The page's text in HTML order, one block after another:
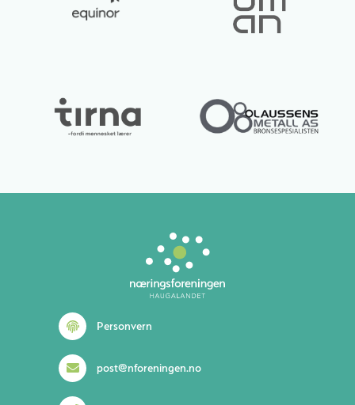
Personvern
post@nforeningen.no